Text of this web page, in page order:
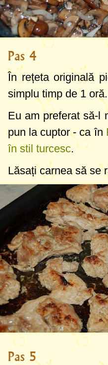
Pas 4
În rețeta originală
simplu timp de 1 oră.
Eu am preferat să-l
pun la cuptor - ca în
în stil turcesc.
Lăsați carnea să se
Pas 5